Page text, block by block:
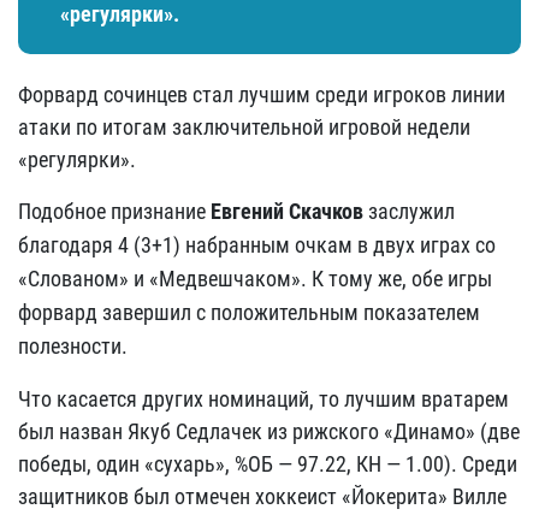
«регулярки».
​Форвард сочинцев стал лучшим среди игроков линии
атаки по итогам заключительной игровой недели
«регулярки».
Подобное признание Евгений Скачковзаслужил
благодаря 4 (3+1) набранным очкам в двух играх со
«Слованом» и «Медвешчаком». К тому же, обе игры
форвард завершил с положительным показателем
полезности.
Что касается других номинаций, то лучшим вратарем
был назван Якуб Седлачек из рижского «Динамо» (две
победы, один «сухарь», %ОБ — 97.22, КН — 1.00). Среди
защитников был отмечен хоккеист «Йокерита» Вилле